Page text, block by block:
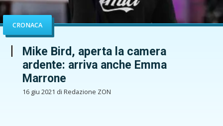
CRONACA
Mike Bird, aperta la camera
ardente: arriva anche Emma
Marrone
16 giu 2021 di Redazione ZON